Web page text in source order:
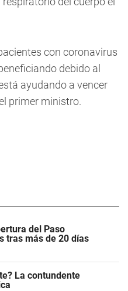
con coronavirus
debido al
ayudando a vencer
primer ministro.
del Paso
tras más de 20 días
La contundente